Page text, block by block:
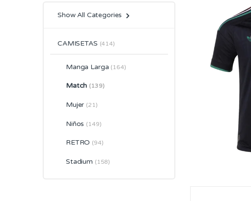
Show All Categories
CAMISETAS (414)
Manga Larga (164)
Match (139)
Mujer (21)
Niños (149)
RETRO (94)
Stadium (158)